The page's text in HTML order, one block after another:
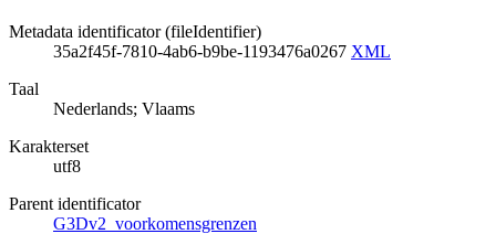
Metadata identificator (fileIdentifier)
35a2f45f-7810-4ab6-b9be-1193476a0267 XML
Taal
Nederlands; Vlaams
Karakterset
utf8
Parent identificator
G3Dv2_voorkomensgrenzen